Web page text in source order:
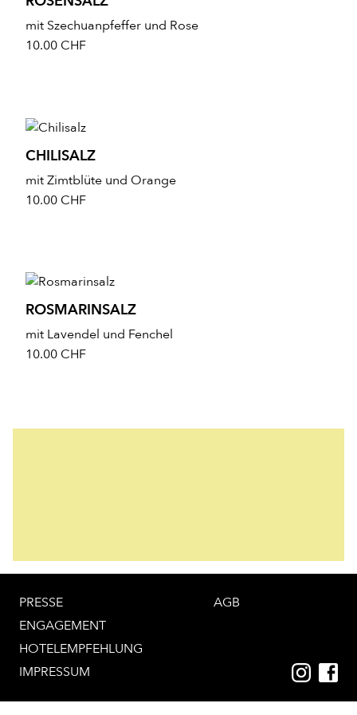
mit Szechuanpfeffer und Rose
10.00 CHF
CHILISALZ
mit Zimtblüte und Orange
10.00 CHF
ROSMARINSALZ
mit Lavendel und Fenchel
10.00 CHF
PRESSE
ENGAGEMENT
HOTELEMPFEHLUNG
IMPRESSUM
AGB